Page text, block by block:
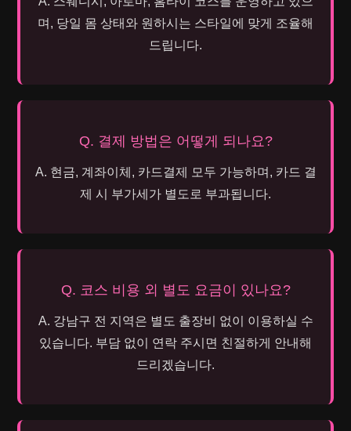
며, 당일 몸 상태와 원하시는 스타일에 맞게 조율해
드립니다.
Q. 결제 방법은 어떻게 되나요?
A. 현금, 계좌이체, 카드결제 모두 가능하며, 카드 결
제 시 부가세가 별도로 부과됩니다.
Q. 코스 비용 외 별도 요금이 있나요?
A. 강남구 전 지역은 별도 출장비 없이 이용하실 수
있습니다. 부담 없이 연락 주시면 친절하게 안내해
드리겠습니다.